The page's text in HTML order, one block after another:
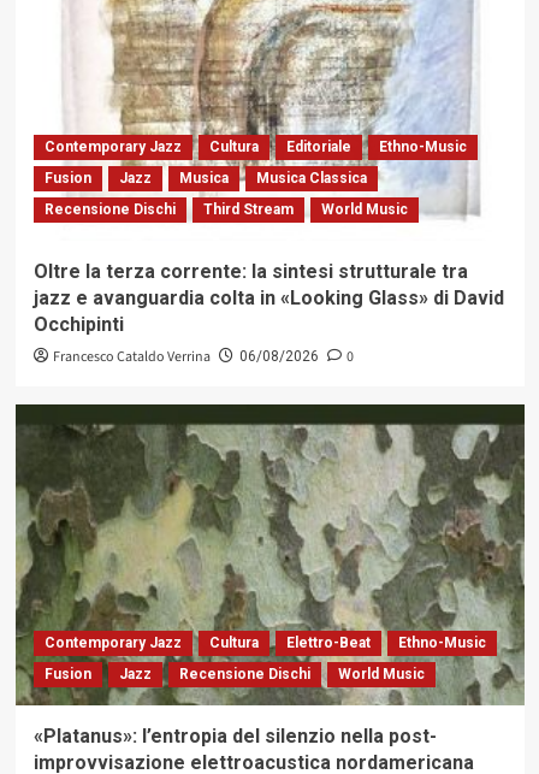
Contemporary Jazz Cultura Editoriale
Ethno-Music
Fusion
Jazz Musica
Musica Classica
Recensione Dischi
Third Stream World Music
Oltre la terza corrente: la sintesi strutturale tra
jazz e avanguardia colta in «Looking Glass» di David
Occhipinti
Francesco Cataldo Verrina 06/08/2026 0
Contemporary Jazz Cultura Elettro-Beat
Ethno-Music
Fusion
Jazz Recensione Dischi World Music
«Platanus»: l’entropia del silenzio nella post-
improvvisazione elettroacustica nordamericana